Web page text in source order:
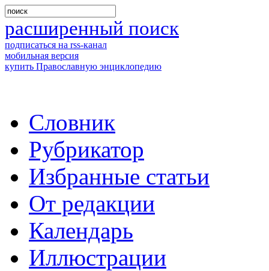
расширенный поиск
подписаться на rss-канал
мобильная версия
купить Православную энциклопедию
Словник
Рубрикатор
Избранные статьи
От редакции
Календарь
Иллюстрации